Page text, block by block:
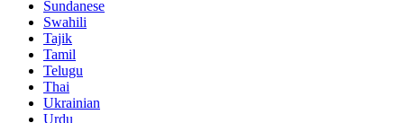
Sundanese
Swahili
Tajik
Tamil
Telugu
Thai
Ukrainian
Urdu